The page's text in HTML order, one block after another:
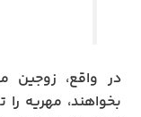
در واقع، زوجین
بخواهند، مهریه